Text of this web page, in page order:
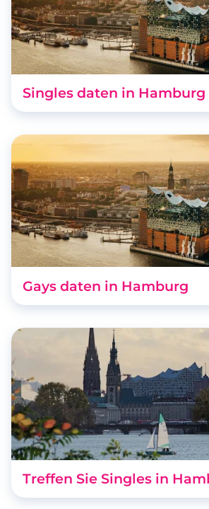
Singles daten in Hamburg
Gays daten in Hamburg
Treffen Sie Singles in